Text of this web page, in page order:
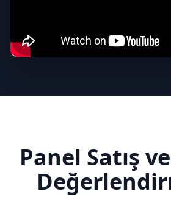
Panel Satış